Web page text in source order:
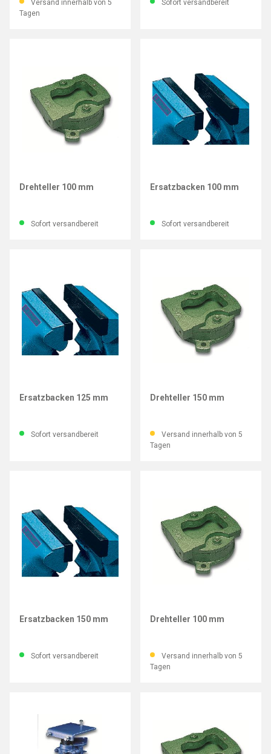
Versand innerhalb von 5
Tagen
Sofort versandbereit
Drehteller 100 mm
Sofort versandbereit
Ersatzbacken 100 mm
Sofort versandbereit
Ersatzbacken 125 mm
Sofort versandbereit
Drehteller 150 mm
Versand innerhalb von 5
Tagen
Ersatzbacken 150 mm
Sofort versandbereit
Drehteller 100 mm
Versand innerhalb von 5
Tagen